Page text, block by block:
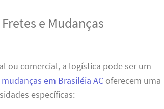
e Mudanças
ou comercial, a logística pode ser um
em Brasiléia AC oferecem uma
específicas: